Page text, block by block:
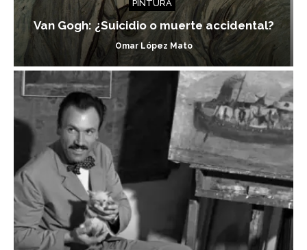
PINTURA
Van Gogh: ¿Suicidio o muerte accidental?
Omar López Mato